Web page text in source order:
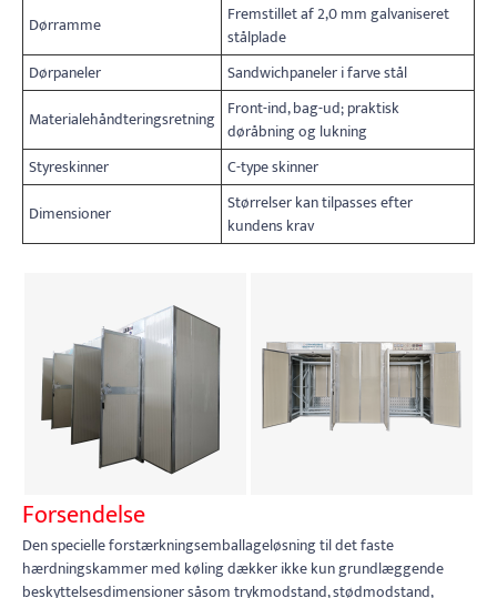
Dørramme
Fremstillet af 2,0 mm galvaniseret
stålplade
Dørpaneler
Sandwichpaneler i farve stål
Materialehåndteringsretning Front-ind, bag-ud; praktisk
døråbning og lukning
Styreskinner
C-type skinner
Dimensioner
Størrelser kan tilpasses efter
kundens krav
Forsendelse
Den specielle forstærkningsemballageløsning til det faste
hærdningskammer med køling dækker ikke kun grundlæggende
beskyttelsesdimensioner såsom trykmodstand, stødmodstand,